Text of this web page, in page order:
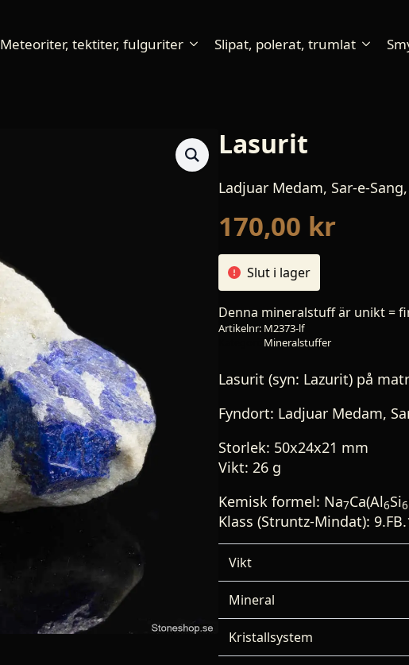
Meteoriter, tektiter, fulguriter Slipat, polerat, trumlat
Lasurit
Ladjuar Medam, Sar-e-
170,00 kr
Slut i lager
Denna mineralstuff är unikt =
Artikelnr: M2373-lf
Mineralstuffer
Lasurit (syn: Lazurit) på
Fyndort: Ladjuar Medam,
Storlek: 50x24x21 mm
Vikt: 26 g
Kemisk formel: Na7Ca(Al6Si6
Klass (Struntz-Mindat):
Vikt
Mineral
Kristallsystem